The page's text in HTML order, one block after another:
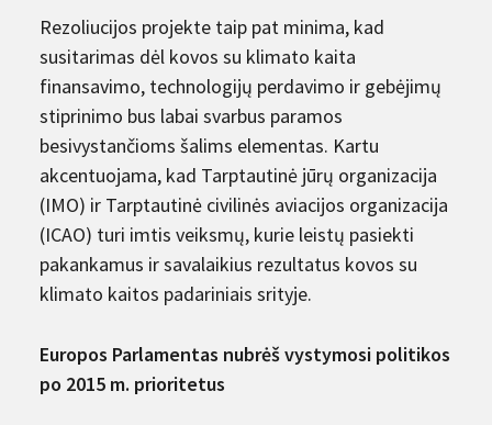
Rezoliucijos projekte taip pat minima, kad
susitarimas dėl kovos su klimato kaita
finansavimo, technologijų perdavimo ir gebėjimų
stiprinimo bus labai svarbus paramos
besivystančioms šalims elementas. Kartu
akcentuojama, kad Tarptautinė jūrų organizacija
(IMO) ir Tarptautinė civilinės aviacijos organizacija
(ICAO) turi imtis veiksmų, kurie leistų pasiekti
pakankamus ir savalaikius rezultatus kovos su
klimato kaitos padariniais srityje.
Europos Parlamentas nubrėš vystymosi politikos
po 2015 m. prioritetus